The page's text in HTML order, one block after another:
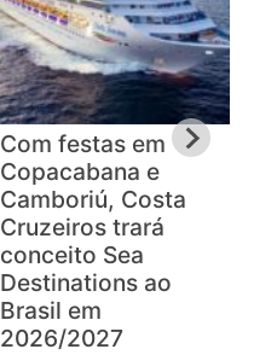
Com festas em
Copacabana e
Camboriú, Costa
Cruzeiros trará
conceito Sea
Destinations ao
Brasil em
2026/2027